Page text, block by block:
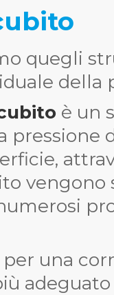
quegli
della
è un
pressione
vengono
per una